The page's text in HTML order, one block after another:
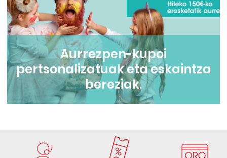
Aurrezpen-kupoi
pertsonalizatuak eta eskaintza
bereziak.